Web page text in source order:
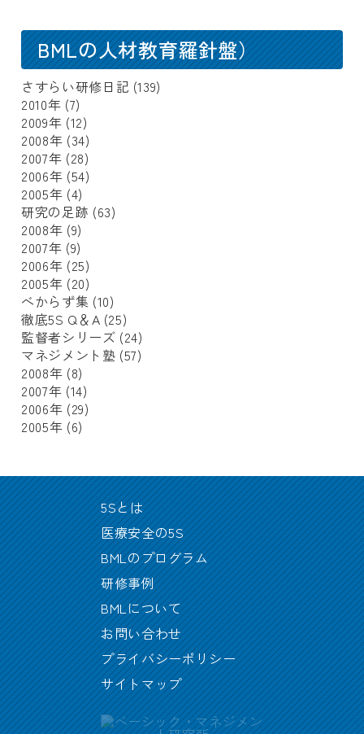
BMLの人材教育羅針盤）
さすらい研修日記 (139)
2010年 (7)
2009年 (12)
2008年 (34)
2007年 (28)
2006年 (54)
2005年 (4)
研究の足跡 (63)
2008年 (9)
2007年 (9)
2006年 (25)
2005年 (20)
べからず集 (10)
徹底5S Q＆A (25)
監督者シリーズ (24)
マネジメント塾 (57)
2008年 (8)
2007年 (14)
2006年 (29)
2005年 (6)
5Sとは
医療安全の5S
BMLのプログラム
研修事例
BMLについて
お問い合わせ
プライバシーポリシー
サイトマップ